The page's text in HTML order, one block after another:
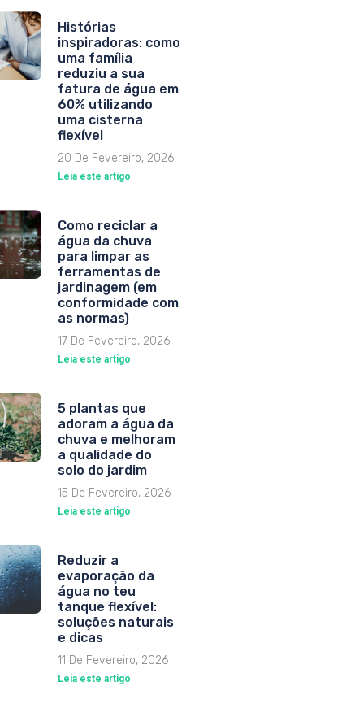
Histórias
inspiradoras: como
uma família
reduziu a sua
fatura de água em
60% utilizando
uma cisterna
flexível
20 De Fevereiro, 2026
Leia este artigo
Como reciclar a
água da chuva
para limpar as
ferramentas de
jardinagem (em
conformidade com
as normas)
17 De Fevereiro, 2026
Leia este artigo
5 plantas que
adoram a água da
chuva e melhoram
a qualidade do
solo do jardim
15 De Fevereiro, 2026
Leia este artigo
Reduzir a
evaporação da
água no teu
tanque flexível:
soluções naturais
e dicas
11 De Fevereiro, 2026
Leia este artigo